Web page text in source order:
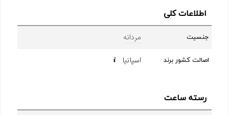
اطلاعات کلی
جنسیت مردانه
اصالت کشور برند اسپانیا
رسته ساعت